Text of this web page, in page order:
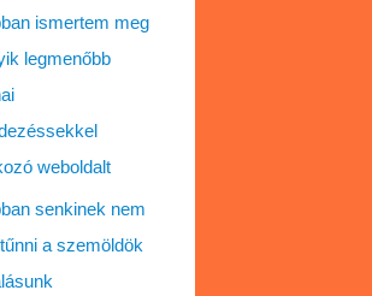
ismertem meg
legmenőbb
weboldalt
senkinek nem
a szemöldök